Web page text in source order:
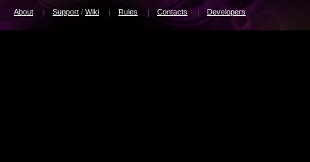
About Support / Wiki Rules Contacts Developers